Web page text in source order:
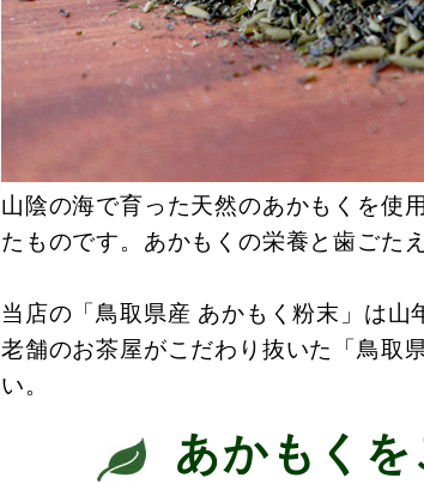
山陰の海で育った天然のあかもくを使
たものです。あかもくの栄養と歯ごた
当店の「鳥取県産 あかもく粉末」は山
老舗のお茶屋がこだわり抜いた「鳥取
い。
あかもくを